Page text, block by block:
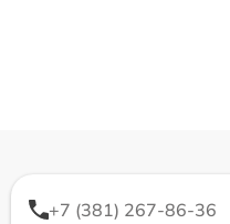
+7 (381) 267-86-36